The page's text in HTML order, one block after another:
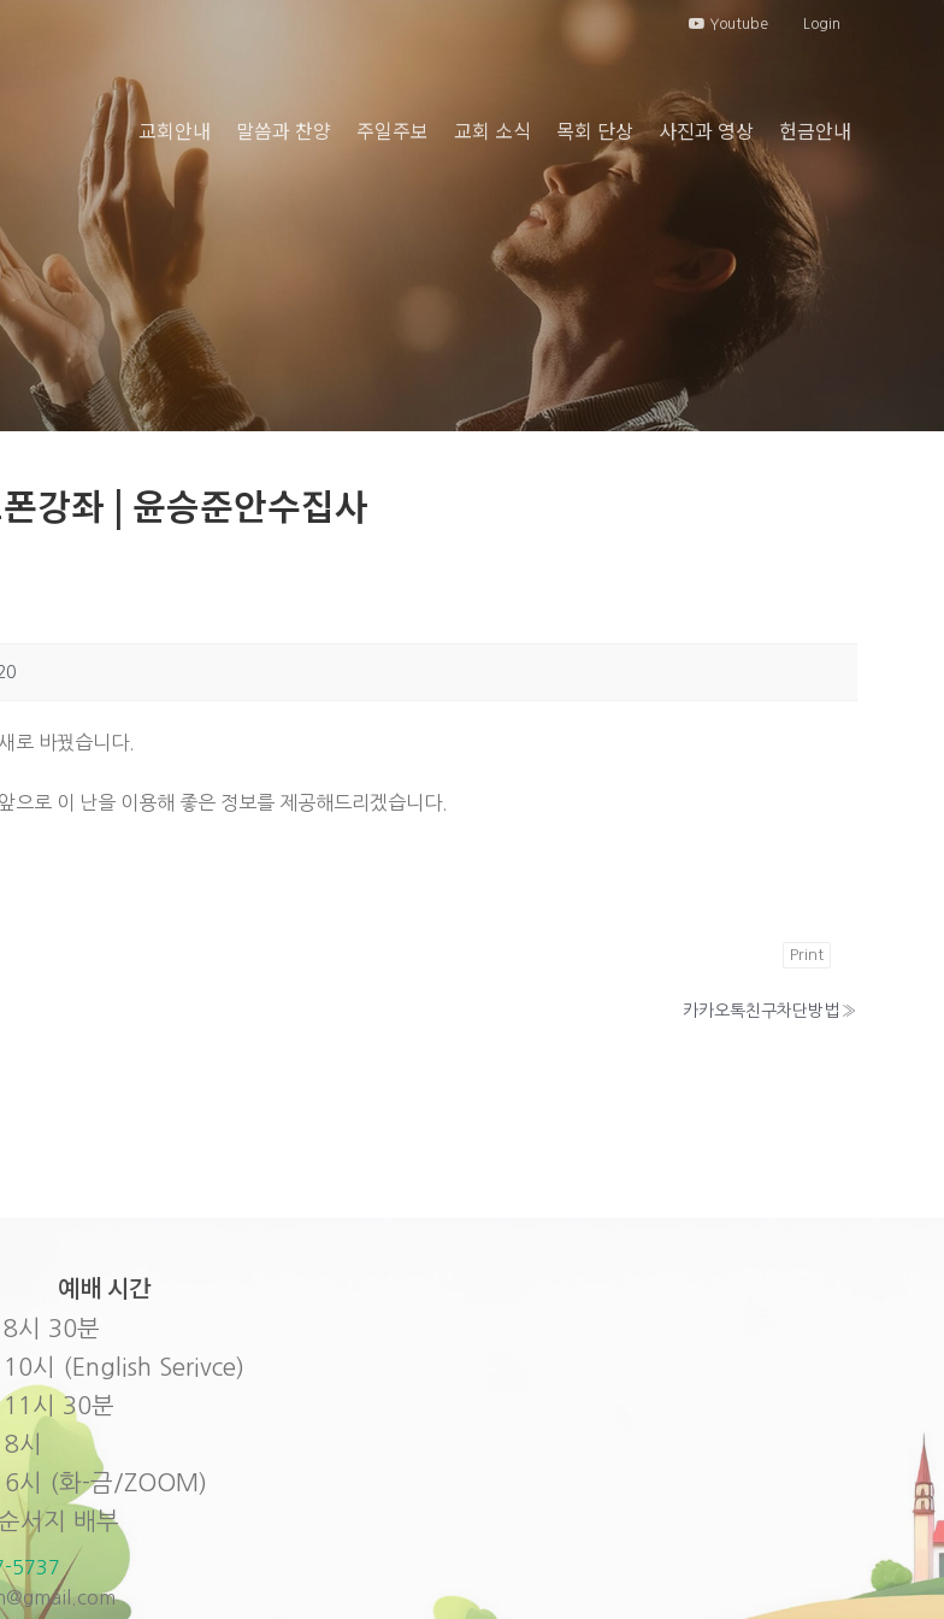
Youtube Login
교회안내 말씀과 찬양 주일주보 교회 소식 목회 단상 사진과 영상 헌금안내
강좌 | 윤승준안수집사
로 바꿨습니다.
로 이 난을 이용해 좋은 정보를 제공해드리겠습니다.
Print
카카오톡친구차단방법 »
예배 시간
시 30분
시 (English Serivce)
시 30분
시
6시 (화-금/ZOOM)
서지 배부
5737